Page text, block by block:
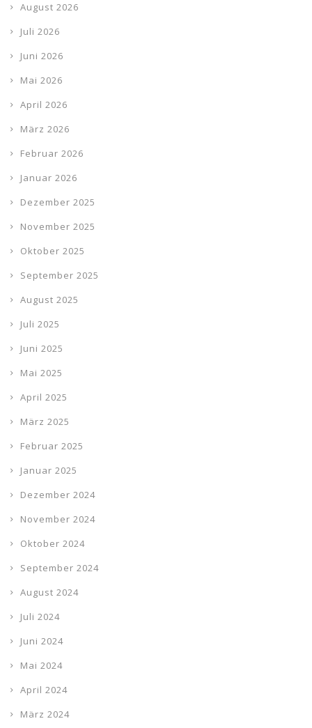
August 2026
Juli 2026
Juni 2026
Mai 2026
April 2026
März 2026
Februar 2026
Januar 2026
Dezember 2025
November 2025
Oktober 2025
September 2025
August 2025
Juli 2025
Juni 2025
Mai 2025
April 2025
März 2025
Februar 2025
Januar 2025
Dezember 2024
November 2024
Oktober 2024
September 2024
August 2024
Juli 2024
Juni 2024
Mai 2024
April 2024
März 2024